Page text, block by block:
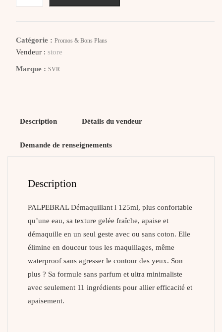
Catégorie : Promos & Bons Plans
Vendeur : store
Marque : SVR
Description Détails du vendeur
Demande de renseignements
Description
PALPEBRAL Démaquillant l 125ml, plus confortable
qu’une eau, sa texture gelée fraîche, apaise et
démaquille en un seul geste avec ou sans coton. Elle
élimine en douceur tous les maquillages, même
waterproof sans agresser le contour des yeux. Son
plus ? Sa formule sans parfum et ultra minimaliste
avec seulement 11 ingrédients pour allier efficacité et
apaisement.